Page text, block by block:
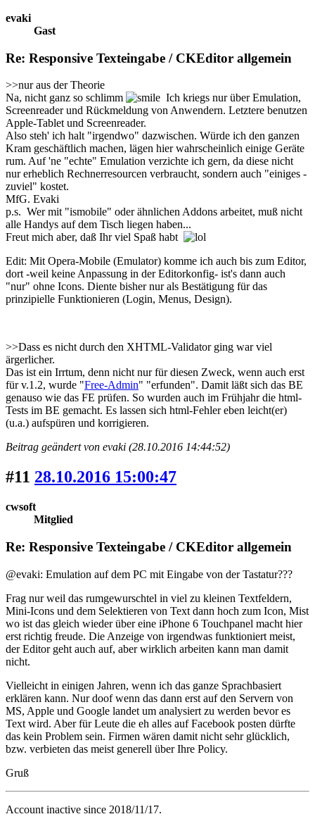
evaki
Gast
Re: Responsive Texteingabe / CKEditor allgemein
>>nur aus der Theorie
Na, nicht ganz so schlimm
Ich kriegs nur über Emulation,
Screenreader und Rückmeldung von Anwendern. Letztere benutzen
Apple-Tablet und Screenreader.
Also steh' ich halt "irgendwo" dazwischen. Würde ich den ganzen
Kram geschäftlich machen, lägen hier wahrscheinlich einige Geräte
rum. Auf 'ne "echte" Emulation verzichte ich gern, da diese nicht
nur erheblich Rechnerresourcen verbraucht, sondern auch "einiges -
zuviel" kostet.
MfG. Evaki
p.s. Wer mit "ismobile" oder ähnlichen Addons arbeitet, muß nicht
alle Handys auf dem Tisch liegen haben...
Freut mich aber, daß Ihr viel Spaß habt
Edit: Mit Opera-Mobile (Emulator) komme ich auch bis zum Editor,
dort -weil keine Anpassung in der Editorkonfig- ist's dann auch
"nur" ohne Icons. Diente bisher nur als Bestätigung für das
prinzipielle Funktionieren (Login, Menus, Design).
>>Dass es nicht durch den XHTML-Validator ging war viel
ärgerlicher.
Das ist ein Irrtum, denn nicht nur für diesen Zweck, wenn auch erst
für v.1.2, wurde "Free-Admin" "erfunden". Damit läßt sich das BE
genauso wie das FE prüfen. So wurden auch im Frühjahr die html-
Tests im BE gemacht. Es lassen sich html-Fehler eben leicht(er)
(u.a.) aufspüren und korrigieren.
Beitrag geändert von evaki (28.10.2016 14:44:52)
#11 28.10.2016 15:00:47
cwsoft
Mitglied
Re: Responsive Texteingabe / CKEditor allgemein
@evaki: Emulation auf dem PC mit Eingabe von der Tastatur???
Frag nur weil das rumgewurschtel in viel zu kleinen Textfeldern,
Mini-Icons und dem Selektieren von Text dann hoch zum Icon, Mist
wo ist das gleich wieder über eine iPhone 6 Touchpanel macht hier
erst richtig freude. Die Anzeige von irgendwas funktioniert meist,
der Editor geht auch auf, aber wirklich arbeiten kann man damit
nicht.
Vielleicht in einigen Jahren, wenn ich das ganze Sprachbasiert
erklären kann. Nur doof wenn das dann erst auf den Servern von
MS, Apple und Google landet um analysiert zu werden bevor es
Text wird. Aber für Leute die eh alles auf Facebook posten dürfte
das kein Problem sein. Firmen wären damit nicht sehr glücklich,
bzw. verbieten das meist generell über Ihre Policy.
Gruß
Account inactive since 2018/11/17.